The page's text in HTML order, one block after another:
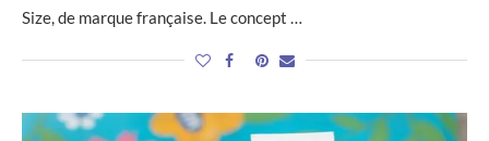
Size, de marque française. Le concept …